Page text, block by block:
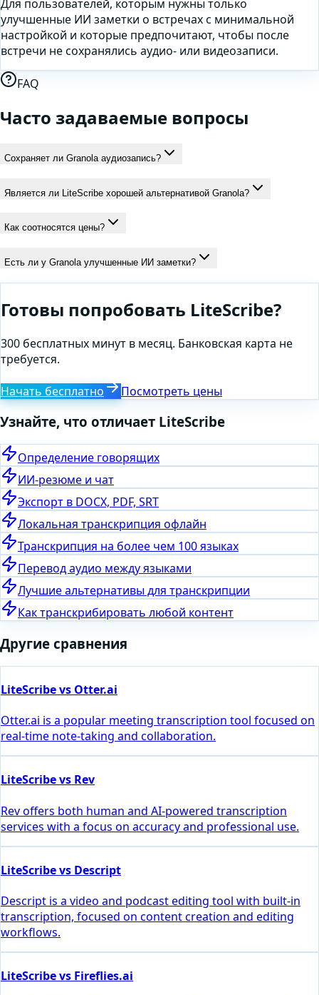
Для пользователей, которым нужны только
улучшенные ИИ заметки о встречах с минимальной
настройкой и которые предпочитают, чтобы после
встречи не сохранялись аудио- или видеозаписи.
FAQ
Часто задаваемые вопросы
Сохраняет ли Granola аудиозапись?
Является ли LiteScribe хорошей альтернативой Granola?
Как соотносятся цены?
Есть ли у Granola улучшенные ИИ заметки?
Готовы попробовать LiteScribe?
300 бесплатных минут в месяц. Банковская карта не
требуется.
Начать бесплатно Посмотреть цены
Узнайте, что отличает LiteScribe
Определение говорящих
ИИ-резюме и чат
Экспорт в DOCX, PDF, SRT
Локальная транскрипция офлайн
Транскрипция на более чем 100 языках
Перевод аудио между языками
Лучшие альтернативы для транскрипции
Как транскрибировать любой контент
Другие сравнения
LiteScribe vs Otter.ai
Otter.ai is a popular meeting transcription tool focused on
real-time note-taking and collaboration.
LiteScribe vs Rev
Rev offers both human and AI-powered transcription
services with a focus on accuracy and professional use.
LiteScribe vs Descript
Descript is a video and podcast editing tool with built-in
transcription, focused on content creation and editing
workflows.
LiteScribe vs Fireflies.ai